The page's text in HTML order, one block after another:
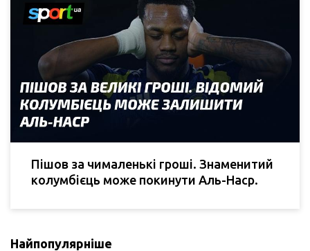
Пішов за чималенькі гроші. Знаменитий
колумбієць може покинути Аль-Наср.
Найпопулярніше